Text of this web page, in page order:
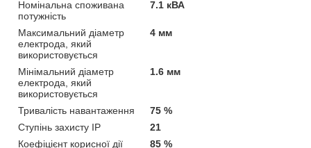
Номінальна споживана
потужність
7.1 кВА
Максимальний діаметр
електрода, який
використовується
4 мм
Мінімальний діаметр
електрода, який
використовується
1.6 мм
Тривалість навантаження
75 %
Ступінь захисту IP
21
Коефіцієнт корисної дії
85 %